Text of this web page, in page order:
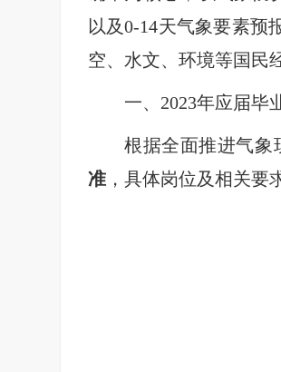
以及0-14天气象要素预
空、水文、环境等国民
一、2023年应届毕
根据全面推进气象
准 ，具体岗位及相关要